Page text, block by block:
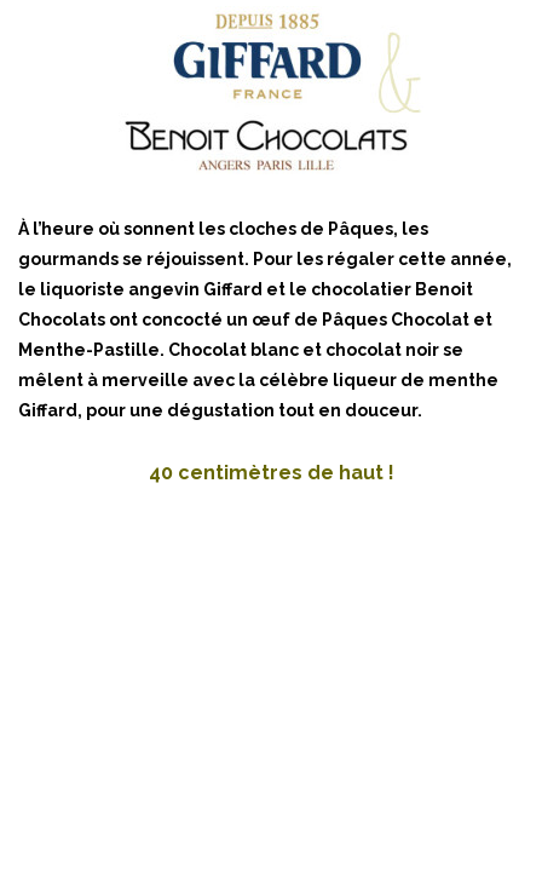
À l’heure où sonnent les cloches de Pâques, les
gourmands se réjouissent. Pour les régaler cette année,
le liquoriste angevin Giffard et le chocolatier Benoit
Chocolats ont concocté un œuf de Pâques Chocolat et
Menthe-Pastille. Chocolat blanc et chocolat noir se
mêlent à merveille avec la célèbre liqueur de menthe
Giffard, pour une dégustation tout en douceur.
40 centimètres de haut !